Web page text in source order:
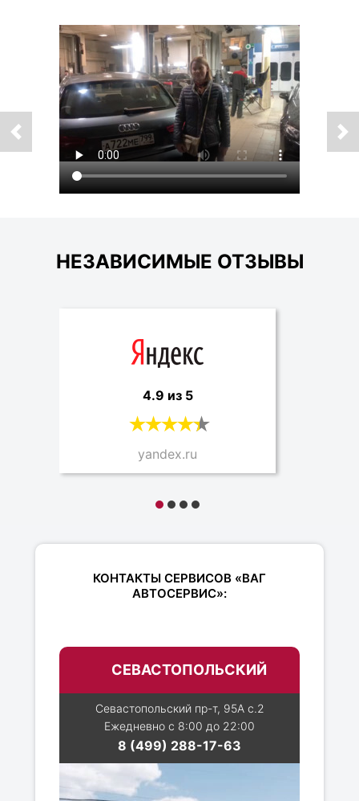
НЕЗАВИСИМЫЕ ОТЗЫВЫ
4.9 из 5
yandex.ru
КОНТАКТЫ СЕРВИСОВ «ВАГ
АВТОСЕРВИС»:
СЕВАСТОПОЛЬСКИЙ
Севастопольский пр-т, 95А с.2
Ежедневно с 8:00 до 22:00
8 (499) 288-17-63